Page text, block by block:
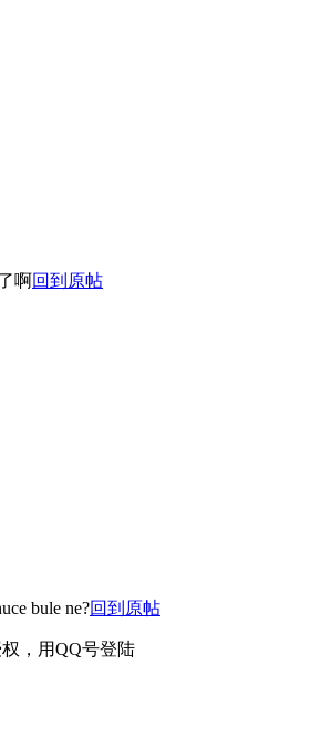
啊回到原帖
bule ne?回到原帖
，用QQ号登陆